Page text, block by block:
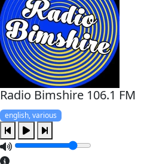
Radio Bimshire 106.1 FM
english, various